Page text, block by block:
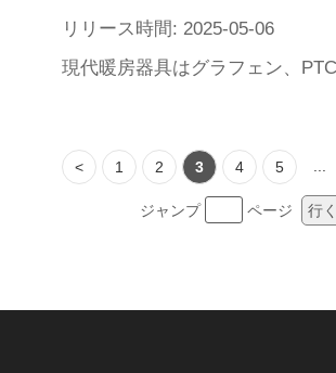
リリース時間: 2025-05-06
< 1 2 3 4 5
ジャンプ ページ 行く